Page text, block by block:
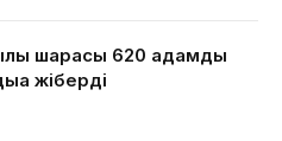
шарасы 620 адамды
жіберді